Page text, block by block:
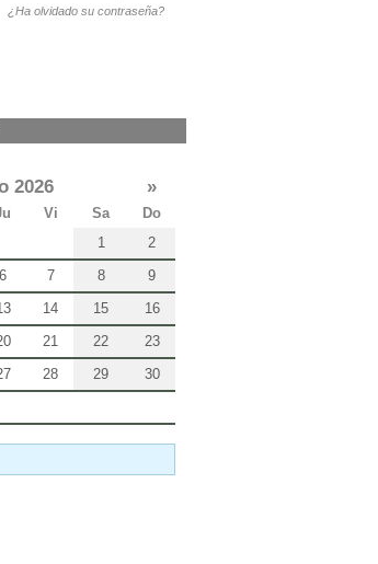
¿Ha olvidado su contraseña?
2026 »
Vi Sa
Do
1
2
6 7 8
9
14 15
16
21 22
23
28 29
30